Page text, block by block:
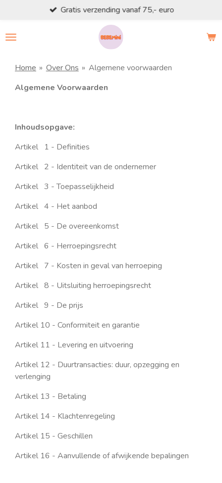
naar
Gratis verzending vanaf 75,- euro
Home » Over Ons » Algemene voorwaarden
Algemene Voorwaarden
Inhoudsopgave:
Artikel 1 - Definities
Artikel 2 - Identiteit van de ondernemer
Artikel 3 - Toepasselijkheid
Artikel 4 - Het aanbod
Artikel 5 - De overeenkomst
Artikel 6 - Herroepingsrecht
Artikel 7 - Kosten in geval van herroeping
Artikel 8 - Uitsluiting herroepingsrecht
Artikel 9 - De prijs
Artikel 10 - Conformiteit en garantie
Artikel 11 - Levering en uitvoering
Artikel 12 - Duurtransacties: duur, opzegging en
verlenging
Artikel 13 - Betaling
Artikel 14 - Klachtenregeling
Artikel 15 - Geschillen
Artikel 16 - Aanvullende of afwijkende bepalingen